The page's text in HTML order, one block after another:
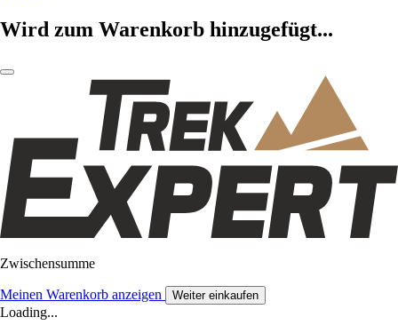
Wird zum Warenkorb hinzugefügt...
Zwischensumme
Meinen Warenkorb anzeigen Weiter einkaufen
Loading...